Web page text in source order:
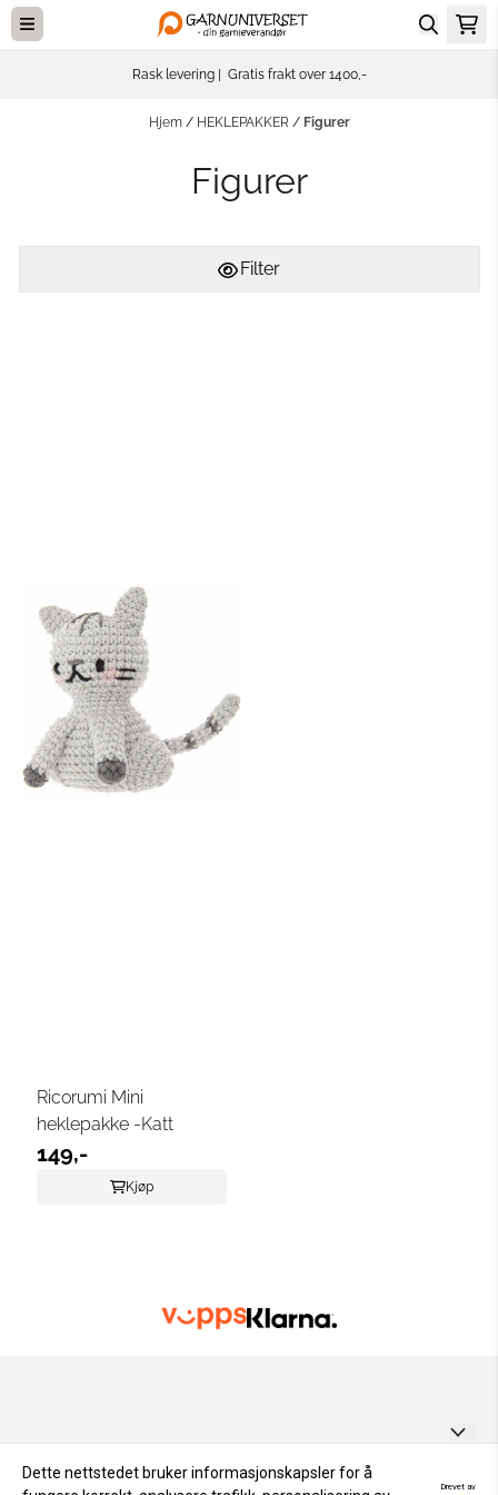
Hopp til innhold
Rask levering | Gratis frakt over 1400,-
Hjem / HEKLEPAKKER / Figurer
Figurer
Filter
Ricorumi Mini
heklepakke -Katt
149,-
Kjøp
GARNUNIVERSET AS
Dette nettstedet bruker informasjonskapsler for å
Drevet av